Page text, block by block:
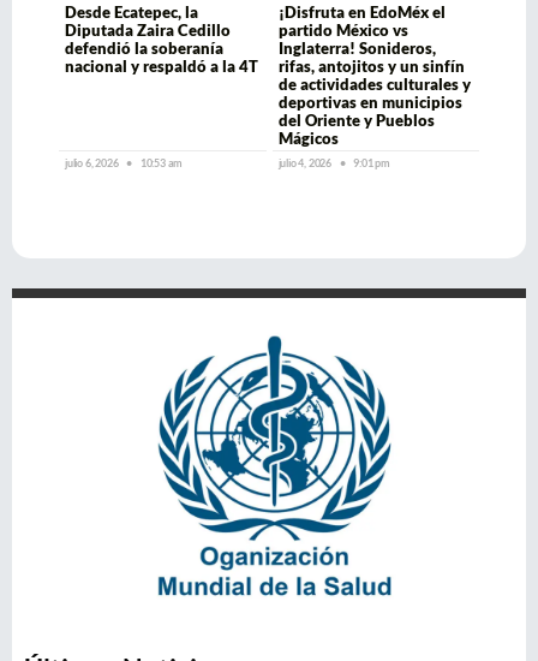
Desde Ecatepec, la
Diputada Zaira Cedillo
defendió la soberanía
nacional y respaldó a la 4T
julio 6, 2026 10:53 am
¡Disfruta en EdoMéx el
partido México vs
Inglaterra! Sonideros,
rifas, antojitos y un sinfín
de actividades culturales y
deportivas en municipios
del Oriente y Pueblos
Mágicos
julio 4, 2026 9:01 pm